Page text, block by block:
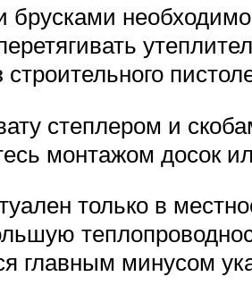
степлером и
монтажом досок
только в
главным минусом